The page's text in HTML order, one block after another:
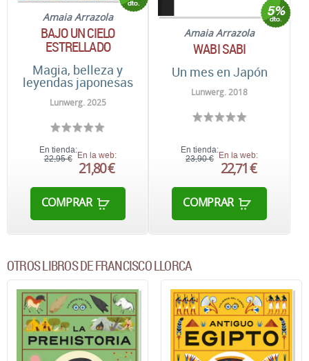
Amaia Arrazola
BAJO UN CIELO
ESTRELLADO
Magia, belleza y
leyendas japonesas
Lunwerg. 2025
En tienda:
22,95 € En la web:
21,80 €
COMPRAR
Amaia Arrazola
WABI SABI
Un mes en Japón
Lunwerg. 2018
En tienda:
23,90 € En la web:
22,71 €
COMPRAR
OTROS LIBROS DE FRANCISCO LLORCA